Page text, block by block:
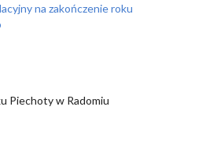
na zakończenie roku
Piechoty w Radomiu